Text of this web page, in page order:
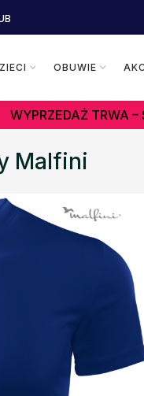
OBUWIE
WYPRZEDAŻ TRWA
Malfini